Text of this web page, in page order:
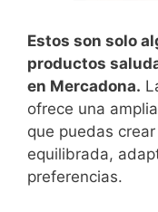
Estos son solo
productos
en Mercadona.
ofrece una
que puedas
equilibrada,
preferencias.